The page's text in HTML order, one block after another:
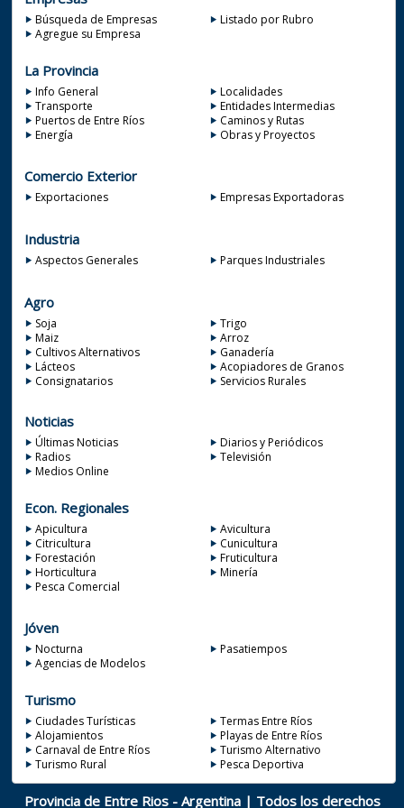
Búsqueda de Empresas
Listado por Rubro
Agregue su Empresa
La Provincia
Info General
Localidades
Transporte
Entidades Intermedias
Puertos de Entre Ríos
Caminos y Rutas
Energía
Obras y Proyectos
Comercio Exterior
Exportaciones Empresas Exportadoras
Industria
Aspectos Generales Parques Industriales
Agro
Soja
Trigo
Maiz
Arroz
Cultivos Alternativos
Ganadería
Lácteos
Acopiadores de Granos
Consignatarios
Servicios Rurales
Noticias
Últimas Noticias
Diarios y Periódicos
Radios
Televisión
Medios Online
Econ. Regionales
Apicultura
Avicultura
Citricultura
Cunicultura
Forestación
Fruticultura
Horticultura
Minería
Pesca Comercial
Jóven
Nocturna
Pasatiempos
Agencias de Modelos
Turismo
Ciudades Turísticas
Termas Entre Ríos
Alojamientos
Playas de Entre Ríos
Carnaval de Entre Ríos
Turismo Alternativo
Turismo Rural
Pesca Deportiva
Provincia de Entre Rios - Argentina | Todos los derechos